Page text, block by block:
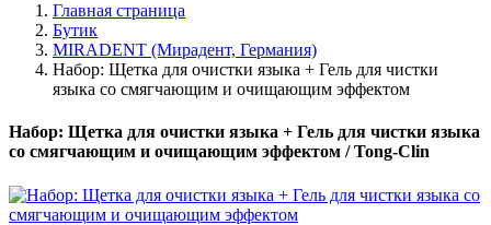
Главная страница
Бутик
MIRADENT (Мирадент, Германия)
Набор: Щетка для очистки языка + Гель для чистки
языка со смягчающим и очищающим эффектом
Набор: Щетка для очистки языка + Гель для чистки языка
со смягчающим и очищающим эффектом / Tong-Clin